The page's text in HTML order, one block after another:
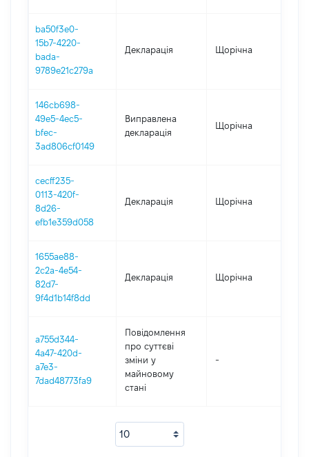
ba50f3e0-
15b7-4220-
bada-
9789e21c279a
Декларація Щорічна
146cb698-
49e5-4ec5-
bfec-
3ad806cf0149
Виправлена
декларація
Щорічна
cecff235-
0113-420f-
8d26-
efb1e359d058
Декларація Щорічна
1655ae88-
2c2a-4e54-
82d7-
9f4d1b14f8dd
Декларація Щорічна
a755d344-
4a47-420d-
a7e3-
7dad48773fa9
Повідомлення
про суттєві
зміни y
майновому
стані
-